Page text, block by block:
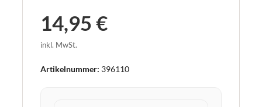
14,95 €
inkl. MwSt.
Artikelnummer: 396110